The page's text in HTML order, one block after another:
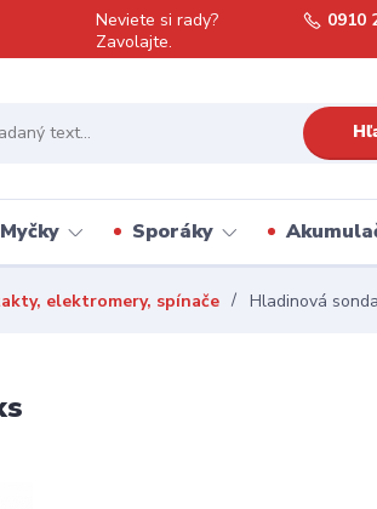
Neviete si rady?
Zavolajte.
0910
Sporáky
elektromery, spínače Hladinová